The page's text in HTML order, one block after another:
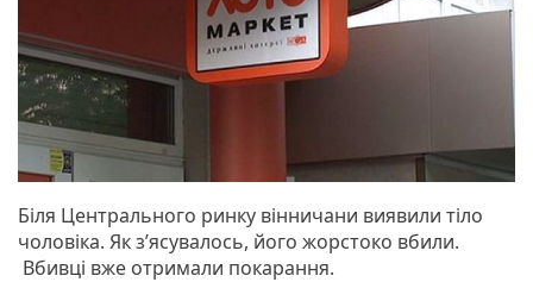
Біля Центрального ринку вінничани виявили тіло
чоловіка. Як з’ясувалось, його жорстоко вбили.
Вбивці вже отримали покарання.